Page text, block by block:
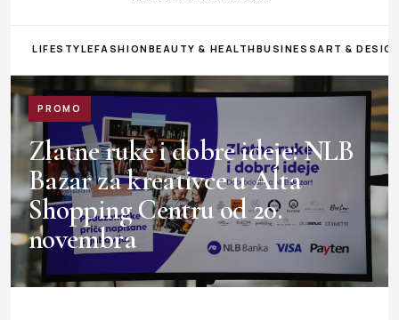
LIFESTYLEFASHIONBEAUTY & HEALTHBUSINESS ART &
PROMO
Zlatne ruke i dobre ideje: NLB
Bazar za kreativce u Alta
Shopping Centru od 20.
novembra